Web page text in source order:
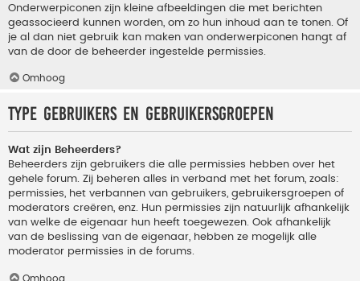
Onderwerpiconen zijn kleine afbeeldingen die met berichten
geassocieerd kunnen worden, om zo hun inhoud aan te tonen. Of
je al dan niet gebruik kan maken van onderwerpiconen hangt af
van de door de beheerder ingestelde permissies.
Omhoog
Type gebruikers en gebruikersgroepen
Wat zijn Beheerders?
Beheerders zijn gebruikers die alle permissies hebben over het
gehele forum. Zij beheren alles in verband met het forum, zoals:
permissies, het verbannen van gebruikers, gebruikersgroepen of
moderators creëren, enz. Hun permissies zijn natuurlijk afhankelijk
van welke de eigenaar hun heeft toegewezen. Ook afhankelijk
van de beslissing van de eigenaar, hebben ze mogelijk alle
moderator permissies in de forums.
Omhoog